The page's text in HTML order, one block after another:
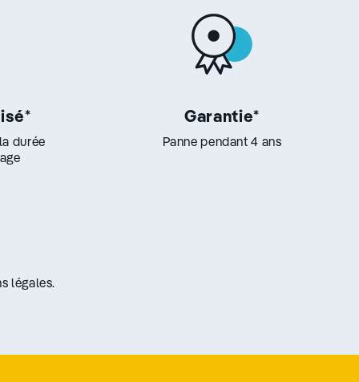
*
durée
Garantie*
Panne pendant 4 ans
légales.